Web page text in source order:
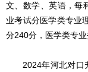
文、数学、英语，每
业考试分医学类专业
分240分，医学类专业
2024年河北对口升